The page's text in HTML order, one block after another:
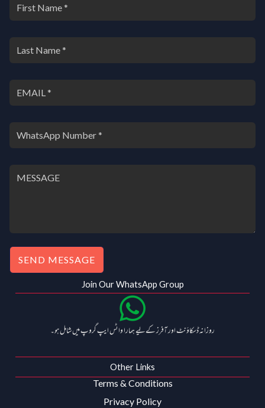
SEND MESSAGE
Join Our WhatsApp Group
روزانہ ڈسکاؤنٹ اور آفرز کے لیے ہمارا واٹس ایپ گروپ میں شامل ہو۔
Other Links
Terms & Conditions
Privacy Policy